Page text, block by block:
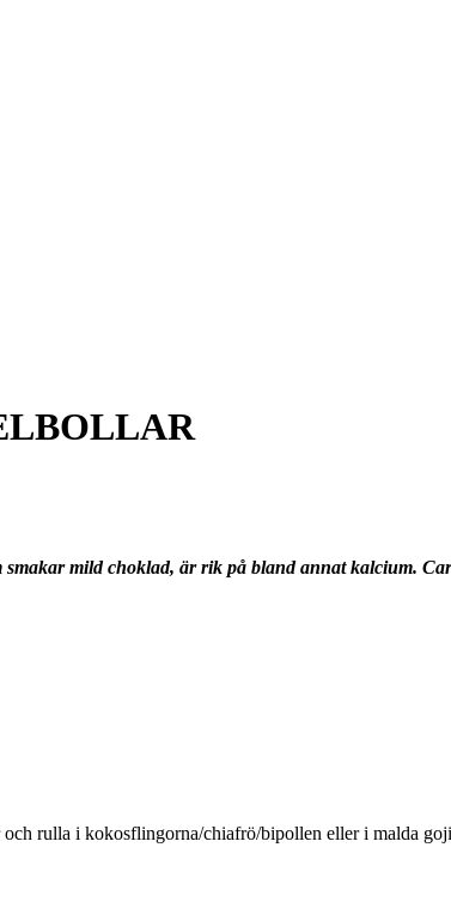
mild choklad, är rik på bland annat kalcium.
rulla i kokosflingorna/chiafrö/bipollen eller i malda